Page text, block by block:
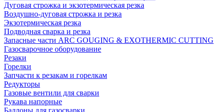
Дуговая строжка и экзотермическая резка
Воздушно-дуговая строжка и резка
Экзотермическая резка
Подводная сварка и резка
Запасные части ARC GOUGING & EXOTHERMIC CUTTING
Газосварочное оборудование
Резаки
Горелки
Запчасти к резакам и горелкам
Редукторы
Газовые вентили для сварки
Рукава напорные
Баллоны для газосварки